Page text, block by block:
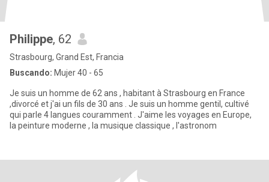
Philippe, 62
Strasbourg, Grand Est, Francia
Buscando: Mujer 40 - 65
Je suis un homme de 62 ans , habitant à Strasbourg en France
,divorcé et j'ai un fils de 30 ans . Je suis un homme gentil, cultivé
qui parle 4 langues couramment . J'aime les voyages en Europe,
la peinture moderne , la musique classique , l'astronom